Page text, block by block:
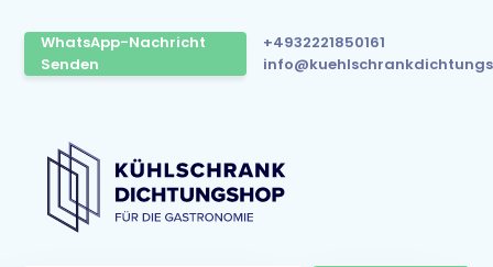
WhatsApp-Nachricht
Senden
+4932221850161